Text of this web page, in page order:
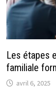
Les étapes
familiale
avril 6, 2025